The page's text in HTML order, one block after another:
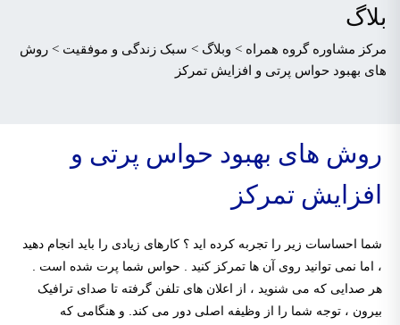
بلاگ
مرکز مشاوره گروه همراه > وبلاگ > سبک زندگی و موفقیت > روش
های بهبود حواس پرتی و افزایش تمرکز
روش های بهبود حواس پرتی و
افزایش تمرکز
شما احساسات زیر را تجربه کرده اید ؟ کارهای زیادی را باید انجام دهید
، اما نمی توانید روی آن ها تمرکز کنید . حواس شما پرت شده است .
هر صدایی که می شنوید ، از اعلان های تلفن گرفته تا صدای ترافیک
بیرون ، توجه شما را از وظیفه اصلی دور می کند. و هنگامی که